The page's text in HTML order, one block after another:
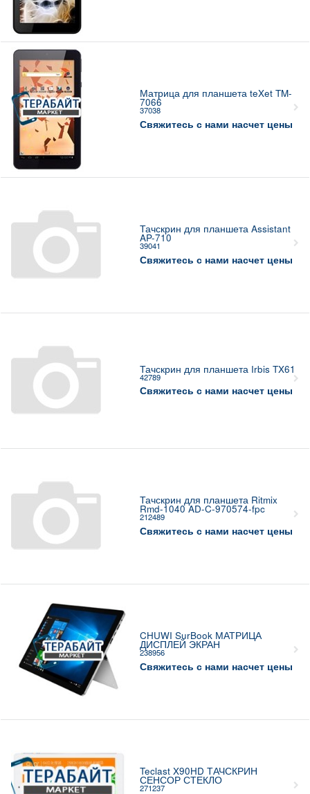
Матрица для планшета teXet TM-
7066
37038
Свяжитесь с нами насчет цены
Тачскрин для планшета Assistant
AP-710
39041
Свяжитесь с нами насчет цены
Тачскрин для планшета Irbis TX61
42789
Свяжитесь с нами насчет цены
Тачскрин для планшета Ritmix
Rmd-1040 AD-C-970574-fpc
212489
Свяжитесь с нами насчет цены
CHUWI SurBook МАТРИЦА
ДИСПЛЕЙ ЭКРАН
238956
Свяжитесь с нами насчет цены
Teclast X90HD ТАЧСКРИН
СЕНСОР СТЕКЛО
271237